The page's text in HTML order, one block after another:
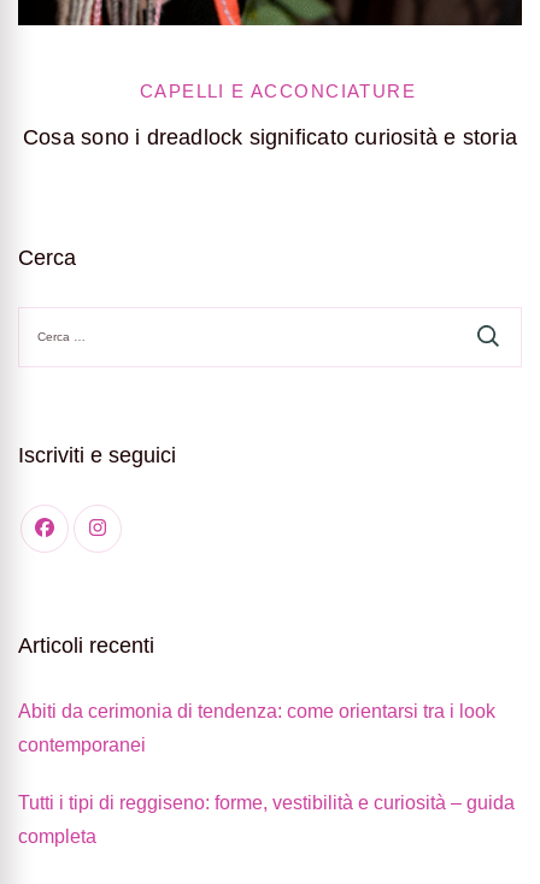
CAPELLI E ACCONCIATURE
Cosa sono i dreadlock significato curiosità e storia
Cerca
per:
Iscriviti e seguici
Articoli recenti
Abiti da cerimonia di tendenza: come orientarsi tra i look
contemporanei
Tutti i tipi di reggiseno: forme, vestibilità e curiosità – guida
completa